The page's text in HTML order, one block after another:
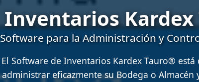
Inventarios Kardex
Software para la Administración y
El Software de Inventarios Kardex Tauro® está
administrar eficazmente su Bodega o Almacén